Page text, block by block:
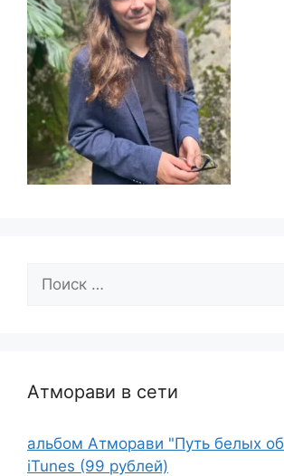
Атморави в сети
альбом Атморави "Путь белых
iTunes (99 рублей)